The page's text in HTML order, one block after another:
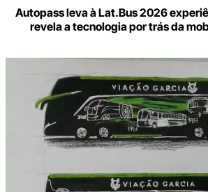
Autopass leva à Lat.Bus 2026
revela a tecnologia por trás da